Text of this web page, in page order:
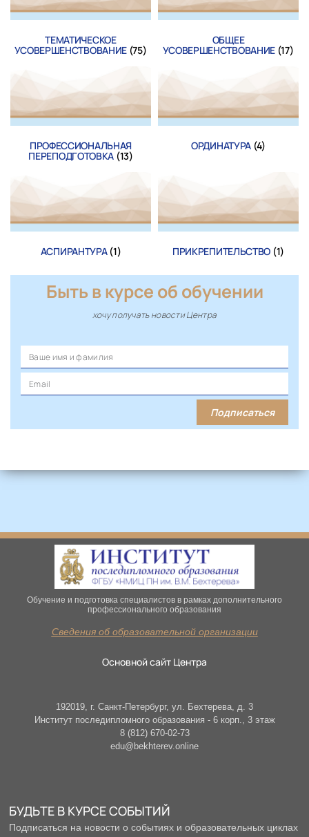
ТЕМАТИЧЕСКОЕ
УСОВЕРШЕНСТВОВАНИЕ (75)
ОБЩЕЕ
УСОВЕРШЕНСТВОВАНИЕ (17)
ПРОФЕССИОНАЛЬНАЯ
ПЕРЕПОДГОТОВКА (13)
ОРДИНАТУРА (4)
АСПИРАНТУРА (1) ПРИКРЕПИТЕЛЬСТВО (1)
Быть в курсе об обучении
хочу получать новости Центра
Подписаться
Обучение и подготовка специалистов в рамках дополнительного
профессионального образования
Сведения об образовательной организации
Основной сайт Центра
192019, г. Санкт-Петербург, ул. Бехтерева, д. 3
Институт последипломного образования - 6 корп., 3 этаж
8 (812) 670-02-73
edu@bekhterev.online
БУДЬТЕ В КУРСЕ СОБЫТИЙ
Подписаться на новости о событиях и образовательных циклах